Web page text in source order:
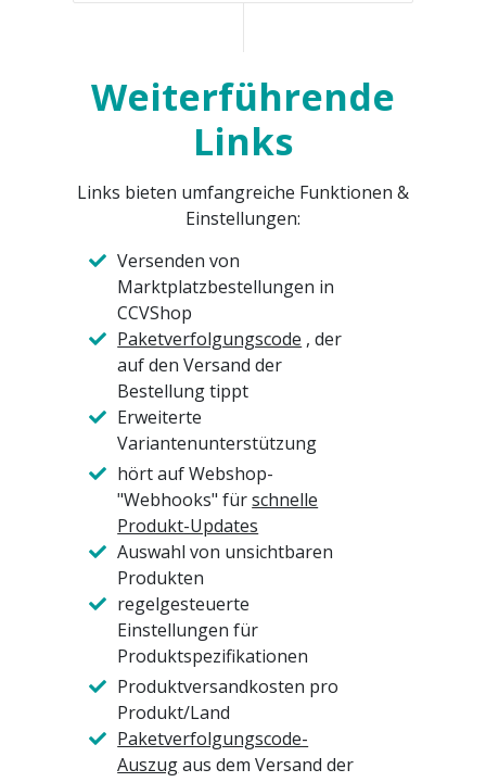
Weiterführende
Links
Links bieten umfangreiche Funktionen &
Einstellungen:
Versenden von
Marktplatzbestellungen in
CCVShop
Paketverfolgungscode , der
auf den Versand der
Bestellung tippt
Erweiterte
Variantenunterstützung
hört auf Webshop-
"Webhooks" fürschnelle
Produkt-Updates
Auswahl von unsichtbaren
Produkten
regelgesteuerte
Einstellungen für
Produktspezifikationen
Produktversandkosten pro
Produkt/Land
Paketverfolgungscode-
Auszugaus dem Versand der